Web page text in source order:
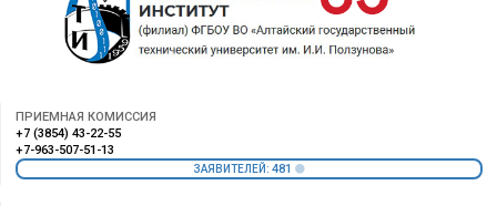
ПРИЕМНАЯ КОМИССИЯ
+7 (3854) 43-22-55
+7-963-507-51-13
ЗАЯВИТЕЛЕЙ: 481